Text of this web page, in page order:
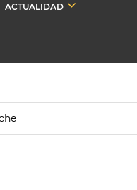
ACTUALIDAD